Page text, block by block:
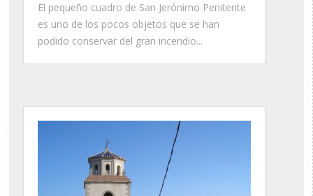
El pequeño cuadro de San Jerónimo Penitente
es uno de los pocos objetos que se han
podido conservar del gran incendio...